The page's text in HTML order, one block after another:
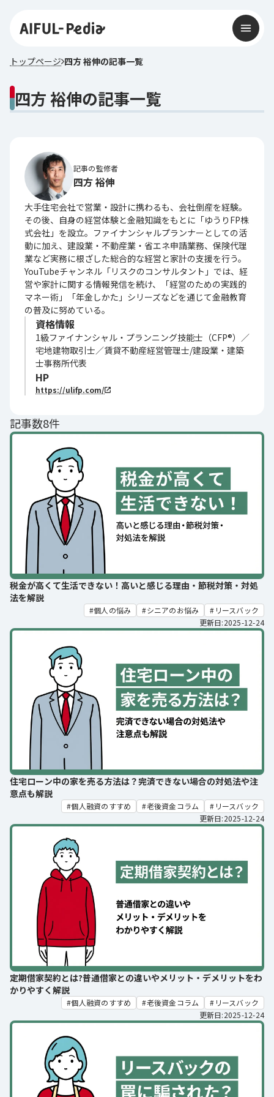
トップページ 四方 裕伸の記事一覧
四方 裕伸の記事一覧
記事の監修者
四方 裕伸
大手住宅会社で営業・設計に携わるも、会社倒産を経験。
その後、自身の経営体験と金融知識をもとに「ゆうりFP株
式会社」を設立。ファイナンシャルプランナーとしての活
動に加え、建設業・不動産業・省エネ申請業務、保険代理
業など実務に根ざした総合的な経営と家計の支援を行う。
YouTubeチャンネル「リスクのコンサルタント」では、経
営や家計に関する情報発信を続け、「経営のための実践的
マネー術」「年金しかた」シリーズなどを通じて金融教育
の普及に努めている。
資格情報
1級ファイナンシャル・プランニング技能士（CFP®）／
宅地建物取引士／賃貸不動産経営管理士/建設業・建築
士事務所代表
HP
https://ulifp.com/
記事数8件
税金が高くて生活できない！高いと感じる理由・節税対策・対処
法を解説
個人の悩み シニアのお悩み
リースバック
更新日:2025-12-24
住宅ローン中の家を売る方法は？完済できない場合の対処法や注
意点も解説
個人融資のすすめ 老後資金コラム
リースバック
更新日:2025-12-24
定期借家契約とは?普通借家との違いやメリット・デメリットをわ
かりやすく解説
個人融資のすすめ 老後資金コラム
リースバック
更新日:2025-12-24